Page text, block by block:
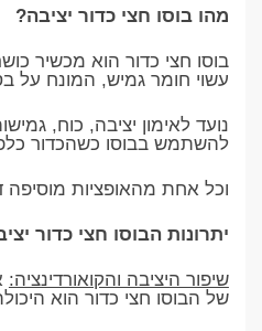
מהו בוסו חצי כדור יציבה?
בוסו חצי כדור הוא מכשיר
עשוי חומר גמיש, המונח על
נועד לאימון יציבה, כוח,
להשתמש בבוסו כשהכדור
וכל אחת מהאופציות מוסיפה
יתרונות הבוסו חצי כדור
שיפור היציבה והקואורדינציה:
של הבוסו חצי כדור הוא